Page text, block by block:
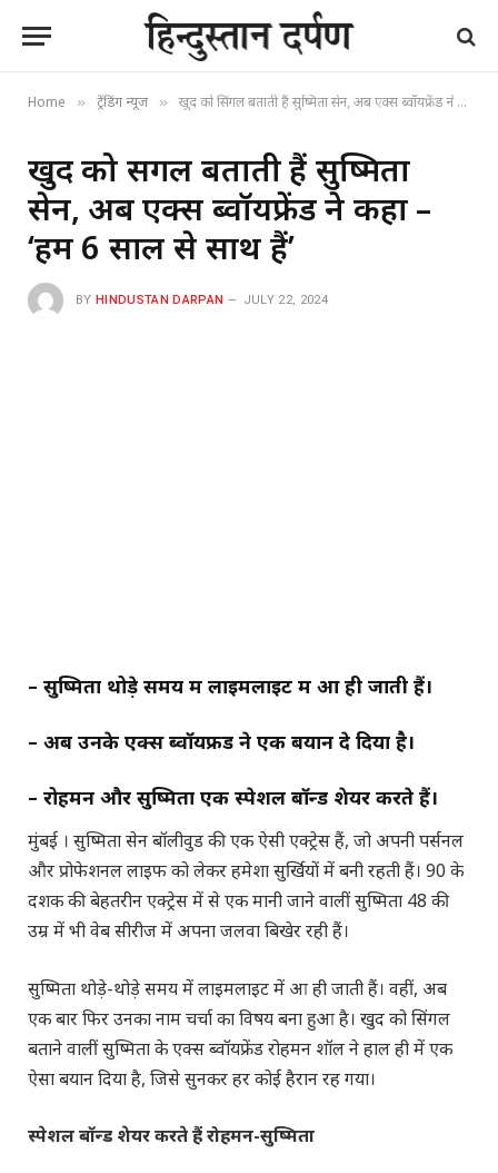
Home » ट्रेंडिंग न्यूज » खुद को सिंगल बताती हैं सुष्मिता सेन, अब एक्स ब्वॉयफ्रेंड ने कहा – ‘हम 6 साल से साथ हैं’
खुद को सिंगल बताती हैं सुष्मिता
सेन, अब एक्स ब्वॉयफ्रेंड ने कहा –
‘हम 6 साल से साथ हैं’
BY HINDUSTAN DARPAN JULY 22, 2024
– सुष्मिता थोड़े समय में लाइमलाइट में आ ही जाती हैं।
– अब उनके एक्स ब्वाॅयफ्रेंड ने एक बयान दे दिया है।
– रोहमन और सुष्मिता एक स्पेशल बाॅन्ड शेयर करते हैं।
मुंबई । सुष्मिता सेन बॉलीवुड की एक ऐसी एक्ट्रेस हैं, जो अपनी पर्सनल
और प्रोफेशनल लाइफ को लेकर हमेशा सुर्खियों में बनी रहती हैं। 90 के
दशक की बेहतरीन एक्ट्रेस में से एक मानी जाने वालीं सुष्मिता 48 की
उम्र में भी वेब सीरीज में अपना जलवा बिखेर रही हैं।
सुष्मिता थोड़े-थोड़े समय में लाइमलाइट में आ ही जाती हैं। वहीं, अब
एक बार फिर उनका नाम चर्चा का विषय बना हुआ है। खुद को सिंगल
बताने वालीं सुष्मिता के एक्स ब्वॉयफ्रेंड रोहमन शॉल ने हाल ही में एक
ऐसा बयान दिया है, जिसे सुनकर हर कोई हैरान रह गया।
स्पेशल बॉन्ड शेयर करते हैं रोहमन-सुष्मिता